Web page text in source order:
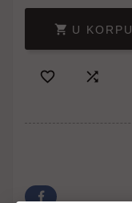
 U KORPU
 